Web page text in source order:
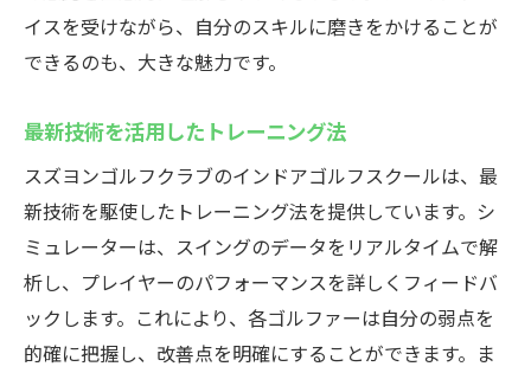
イスを受けながら、自分のスキルに磨きをかけることが
できるのも、大きな魅力です。
最新技術を活用したトレーニング法
スズヨンゴルフクラブのインドアゴルフスクールは、最
新技術を駆使したトレーニング法を提供しています。シ
ミュレーターは、スイングのデータをリアルタイムで解
析し、プレイヤーのパフォーマンスを詳しくフィードバ
ックします。これにより、各ゴルファーは自分の弱点を
的確に把握し、改善点を明確にすることができます。ま